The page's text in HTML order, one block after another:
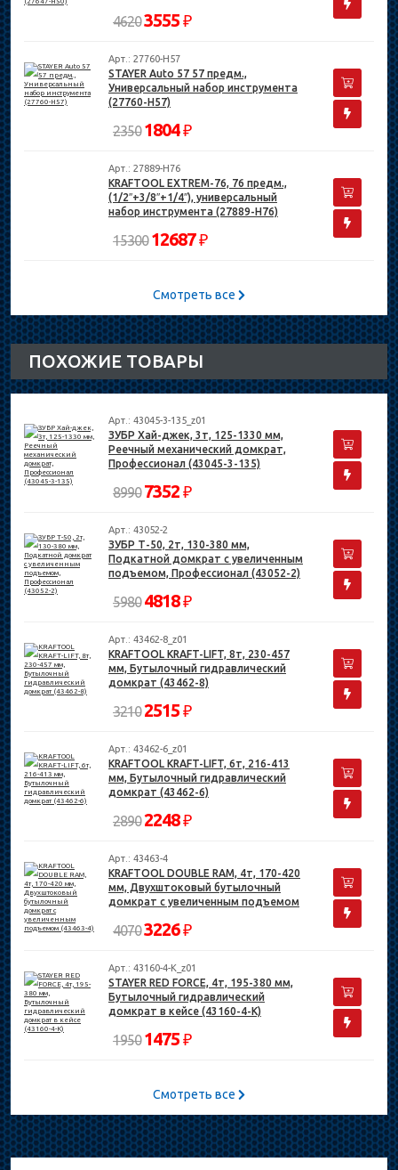
46203555 ₽
Арт.: 27760-H57
STAYER Auto 57 57 предм.,
Универсальный набор инструмента
(27760-H57)
2350 1804₽
Арт.: 27889-H76
KRAFTOOL EXTREM-76, 76 предм.,
(1/2″+3/8″+1/4″), универсальный
набор инструмента (27889-H76)
15300 12687₽
Смотреть все
ПОХОЖИЕ ТОВАРЫ
Арт.: 43045-3-135_z01
ЗУБР Хай-джек, 3т, 125-1330 мм,
Реечный механический домкрат,
Профессионал (43045-3-135)
8990 7352 ₽
Арт.: 43052-2
ЗУБР Т-50, 2т, 130-380 мм,
Подкатной домкрат с увеличенным
подъемом, Профессионал (43052-2)
5980 4818₽
Арт.: 43462-8_z01
KRAFTOOL KRAFT-LIFT, 8т, 230-457
мм, Бутылочный гидравлический
домкрат (43462-8)
3210 2515 ₽
Арт.: 43462-6_z01
KRAFTOOL KRAFT-LIFT, 6т, 216-413
мм, Бутылочный гидравлический
домкрат (43462-6)
2890 2248₽
Арт.: 43463-4
KRAFTOOL DOUBLE RAM, 4т, 170-420
мм, Двухштоковый бутылочный
домкрат с увеличенным подъемом
40703226₽
Арт.: 43160-4-K_z01
STAYER RED FORCE, 4т, 195-380 мм,
Бутылочный гидравлический
домкрат в кейсе (43160-4-K)
1950 1475 ₽
Смотреть все